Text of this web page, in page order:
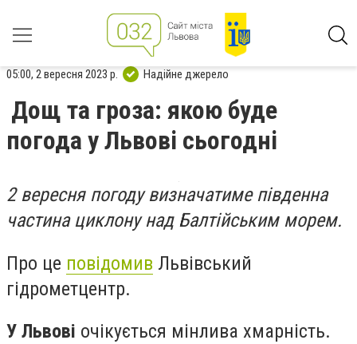
05:00, 2 вересня 2023 р. Надійне джерело
Дощ та гроза: якою буде
погода у Львові сьогодні
2 вересня погоду визначатиме південна
частина циклону над Балтійським морем.
Про це повідомив Львівський
гідрометцентр.
У Львові очікується мінлива хмарність.